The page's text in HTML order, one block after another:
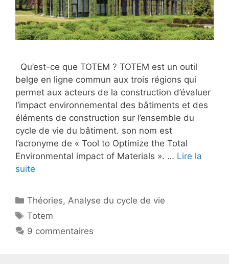
Qu’est-ce que TOTEM ? TOTEM est un outil
belge en ligne commun aux trois régions qui
permet aux acteurs de la construction d’évaluer
l’impact environnemental des bâtiments et des
éléments de construction sur l’ensemble du
cycle de vie du bâtiment. son nom est
l’acronyme de « Tool to Optimize the Total
Environmental impact of Materials ». … Lire la
suite
Catégories
Théories,Analyse du cycle de vie
Étiquettes
Totem
9 commentaires